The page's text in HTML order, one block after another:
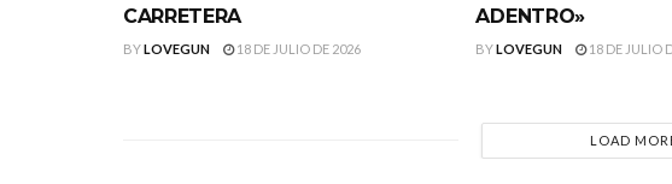
CARRETERA
BYLOVEGUN 18 DE JULIO DE 2026
ADENTRO»
BYLOVEGUN 18 DE JULIO
LOAD